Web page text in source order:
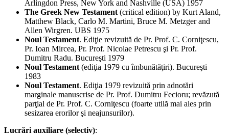
Arlingdon Press, New York and Nashville (USA) 1957
The Greek New Testament (critical edition) by Kurt Aland,
Matthew Black, Carlo M. Martini, Bruce M. Metzger and
Allen Wirgren. UBS 1975
Noul Testament. Ediţie revizuită de Pr. Prof. C. Corniţescu,
Pr. Ioan Mircea, Pr. Prof. Nicolae Petrescu şi Pr. Prof.
Dumitru Radu. Bucureşti 1979
Noul Testament (ediţia 1979 cu îmbunătăţiri). Bucureşti
1983
Noul Testament. Ediţia 1979 revizuită prin adnotări
marginale manuscrise de Pr. Prof. Dumitru Fecioru; revăzută
parţial de Pr. Prof. C. Corniţescu (foarte utilă mai ales prin
sesizarea erorilor şi neajunsurilor).
Lucrări auxiliare (selectiv):